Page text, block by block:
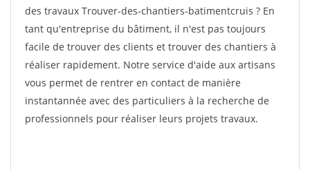
des travaux Trouver-des-chantiers-batimentcruis ? En
tant qu'entreprise du bâtiment, il n'est pas toujours
facile de trouver des clients et trouver des chantiers à
réaliser rapidement. Notre service d'aide aux artisans
vous permet de rentrer en contact de manière
instantannée avec des particuliers à la recherche de
professionnels pour réaliser leurs projets travaux.